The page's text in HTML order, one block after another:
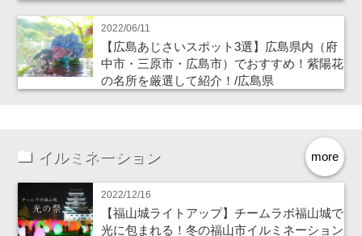
2022/06/11
【広島あじさいスポット3選】広島県内（府
中市・三原市・広島市）でおすすめ！紫陽花
の名所を厳選して紹介！/広島県
more
イルミネーション
2022/12/16
【福山城ライトアップ】チームラボ福山城で
光に包まれる！冬の福山市イルミネーション